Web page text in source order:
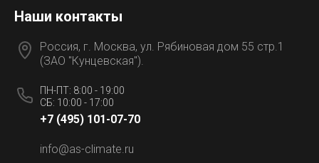
Наши контакты
Россия, г. Москва, ул. Рябиновая дом 55 стр.1
(ЗАО "Кунцевская").
ПН-ПТ: 8:00 - 19:00
СБ: 10:00 - 17:00
+7 (495) 101-07-70
info@as-climate.ru